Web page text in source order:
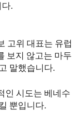
다.
고위 대표는 유럽
보지 않고는 마두
말했습니다.
인 시도는 베네수
뿐입니다.